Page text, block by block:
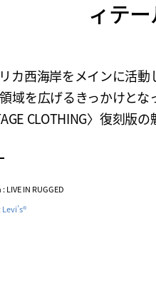
ィテ
カ西海岸をメインに活
域を広げるきっかけとな
CLOTHING〉復刻版の
LIVE IN RUGGED
Levi’s®